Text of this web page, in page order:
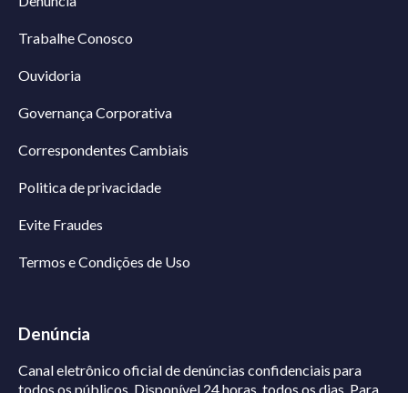
Trabalhe Conosco
Ouvidoria
Governança Corporativa
Correspondentes Cambiais
Politica de privacidade
Evite Fraudes
Termos e Condições de Uso
Denúncia
Canal eletrônico oficial de denúncias confidenciais para
todos os públicos. Disponível 24 horas, todos os dias. Para